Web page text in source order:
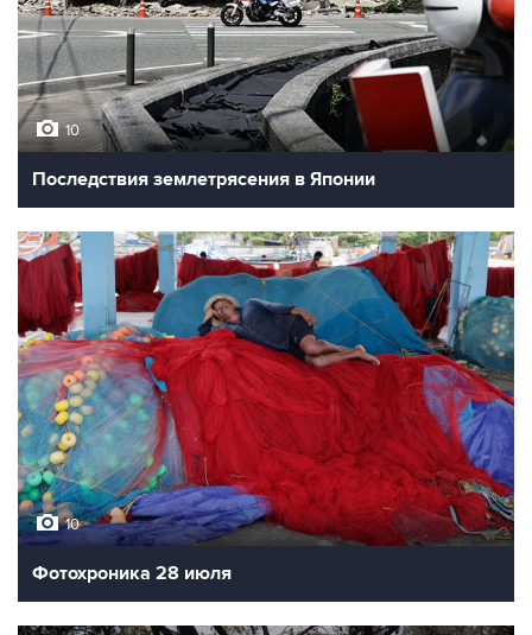
10
Последствия землетрясения в Японии
10
Фотохроника 28 июля